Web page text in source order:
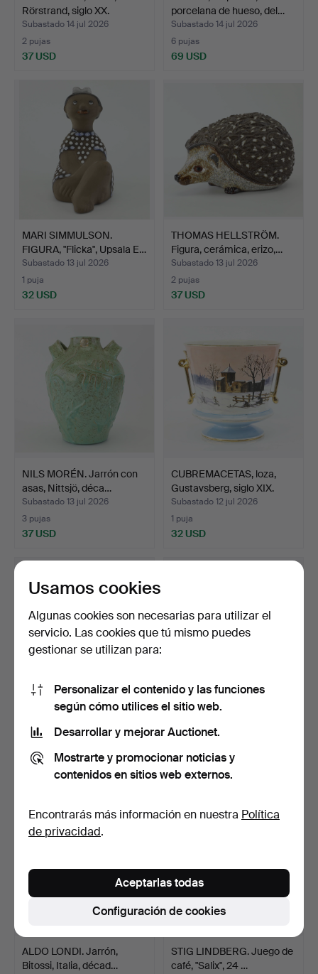
Rörstrand, siglo XX.
Subastado 14 jul 2026
2 pujas
37 USD
porcelana de hueso, del…
Subastado 14 jul 2026
6 pujas
69 USD
MARI SIMMULSON.
FIGURA, "Flicka", Upsala E…
Subastado 13 jul 2026
1 puja
32 USD
THOMAS HELLSTRÖM.
Figura, cerámica, erizo,…
Subastado 13 jul 2026
2 pujas
37 USD
NILS MORÉN. Jarrón con
asas, Nittsjö, déca…
Subastado 13 jul 2026
3 pujas
37 USD
CUBREMACETAS, loza,
Gustavsberg, siglo XIX.
Subastado 12 jul 2026
1 puja
32 USD
LENA LINDERHOLM.
Piezas de vajilla, porcel…
Subastado 8 jul 2026
17 pujas
216 USD
GUSTAVSBERG. piezas de
vajilla, 59 piezas,…
1 puja
32 USD
ALDO LONDI. Jarrón,
Bitossi, Italia, décad…
STIG LINDBERG. Juego de
café, "Salix", 24 …
Usamos cookies
Algunas cookies son necesarias para utilizar el
servicio. Las cookies que tú mismo puedes
gestionar se utilizan para:
Personalizar el contenido y las funciones
según cómo utilices el sitio web.
Desarrollar y mejorar Auctionet.
Mostrarte y promocionar noticias y
contenidos en sitios web externos.
Encontrarás más información en nuestra Política
de privacidad.
Configuración de cookies
Aceptarlas todas